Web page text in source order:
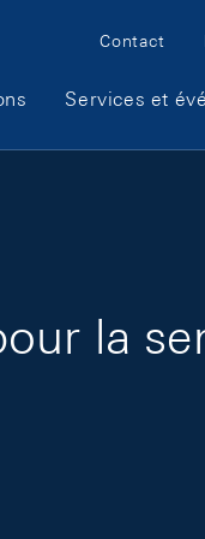
Meta
Contact
Services et
la